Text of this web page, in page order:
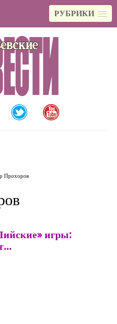
РУБРИКИ
Прохоров
игры: